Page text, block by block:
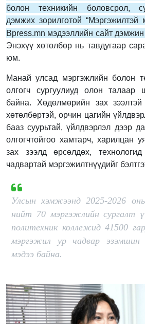
болон техникийн боловсрол,
дэмжих зорилготой “Мэргэжилтэй
Bpress.mn мэдээллийн сайт
Энэхүү хөтөлбөр нь тавдугаар
юм.
Манай улсад мэргэжлийн болон
олгогч сургуулиуд олон талаар
байна. Хөдөлмөрийн зах зээлтэй
хөтөлбөртэй, орчин цагийн
бааз суурьтай, үйлдвэрлэл дээр
олгогчтойгоо хамтарч, харилцан
зах зээлд өрсөлдөх,
чадвартай мэргэжилтнүүдийг
Улсын хэмжээнд 2025-2026
нийт 70 мэргэжлийн сургалт
политехник коллежид 41500
мэргэжил ур чадвар эзэмшин
мэдээ байна.